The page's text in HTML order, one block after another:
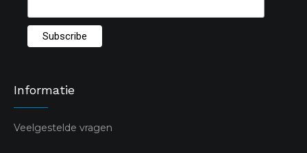
Informatie
Veelgestelde vragen